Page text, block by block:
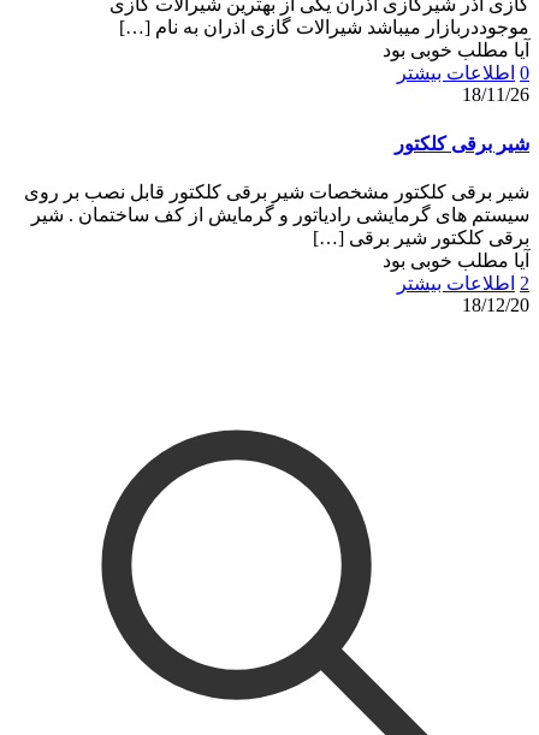
گازی آذر شیرگازی اذران یکی از بهترین شیرالات گازی
موجوددربازار میباشد شیرالات گازی اذران به نام […]
آیا مطلب خوبی بود
0 اطلاعات بیشتر
18/11/26
شیر برقی کلکتور
شیر برقی کلکتور مشخصات شیر برقی کلکتور قابل نصب بر روی
سیستم های گرمایشی رادیاتور و گرمایش از کف ساختمان . شیر
برقی کلکتور شیر برقی […]
آیا مطلب خوبی بود
2 اطلاعات بیشتر
18/12/20